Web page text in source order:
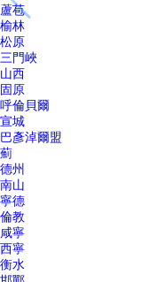
蘆苞
榆林
松原
三門峽
山西
固原
呼倫貝爾
宣城
巴彥淖爾盟
薊
德州
南山
寧德
倫教
咸寧
西寧
衡水